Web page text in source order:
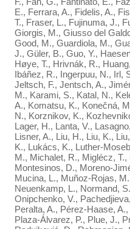
E., Ferrara, A., Fidelis, A.,
T., Fraser, L., Fujinuma, J.,
Giorgis, M., Giusso del
Good, M., Guardiola, M.,
J., Güler, B., Guo, Y.,
Høye, T., Hrivnák, R.,
Ibáñez, R., Ingerpuu, N., Irl,
Jeltsch, F., Jentsch, A.,
M., Karami, S., Katal, N.,
A., Komatsu, K., Konečná,
N., Korznikov, K.,
Lager, H., Lanta, V.,
Lisner, A., Liu, H., Liu, K.,
K., Lukács, K., Luther-
M., Michalet, R., Miglécz,
Montesinos, D., Moreno-
Mucina, L., Muñoz-Rojas,
Neuenkamp, L., Normand,
Onipchenko, V.,
Peralta, A., Pérez-Haase,
Plaza-Álvarez, P., Plue, J.,